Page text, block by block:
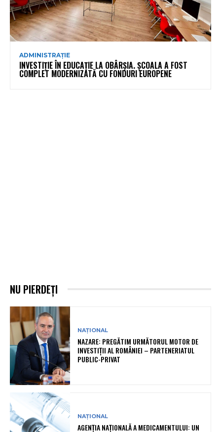
ADMINISTRAȚIE
INVESTIȚIE ÎN EDUCAȚIE LA OBÂRȘIA. ȘCOALA A FOST
COMPLET MODERNIZATĂ CU FONDURI EUROPENE
NU PIERDEȚI
NAȚIONAL
NAZARE: PREGĂTIM URMĂTORUL MOTOR DE
INVESTIȚII AL ROMÂNIEI – PARTENERIATUL
PUBLIC-PRIVAT
NAȚIONAL
AGENȚIA NAȚIONALĂ A MEDICAMENTULUI: UN